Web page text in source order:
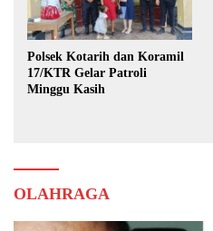
Polsek Kotarih dan Koramil
17/KTR Gelar Patroli
Minggu Kasih
OLAHRAGA